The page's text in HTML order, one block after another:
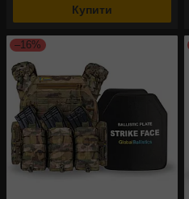
Купити
–16%